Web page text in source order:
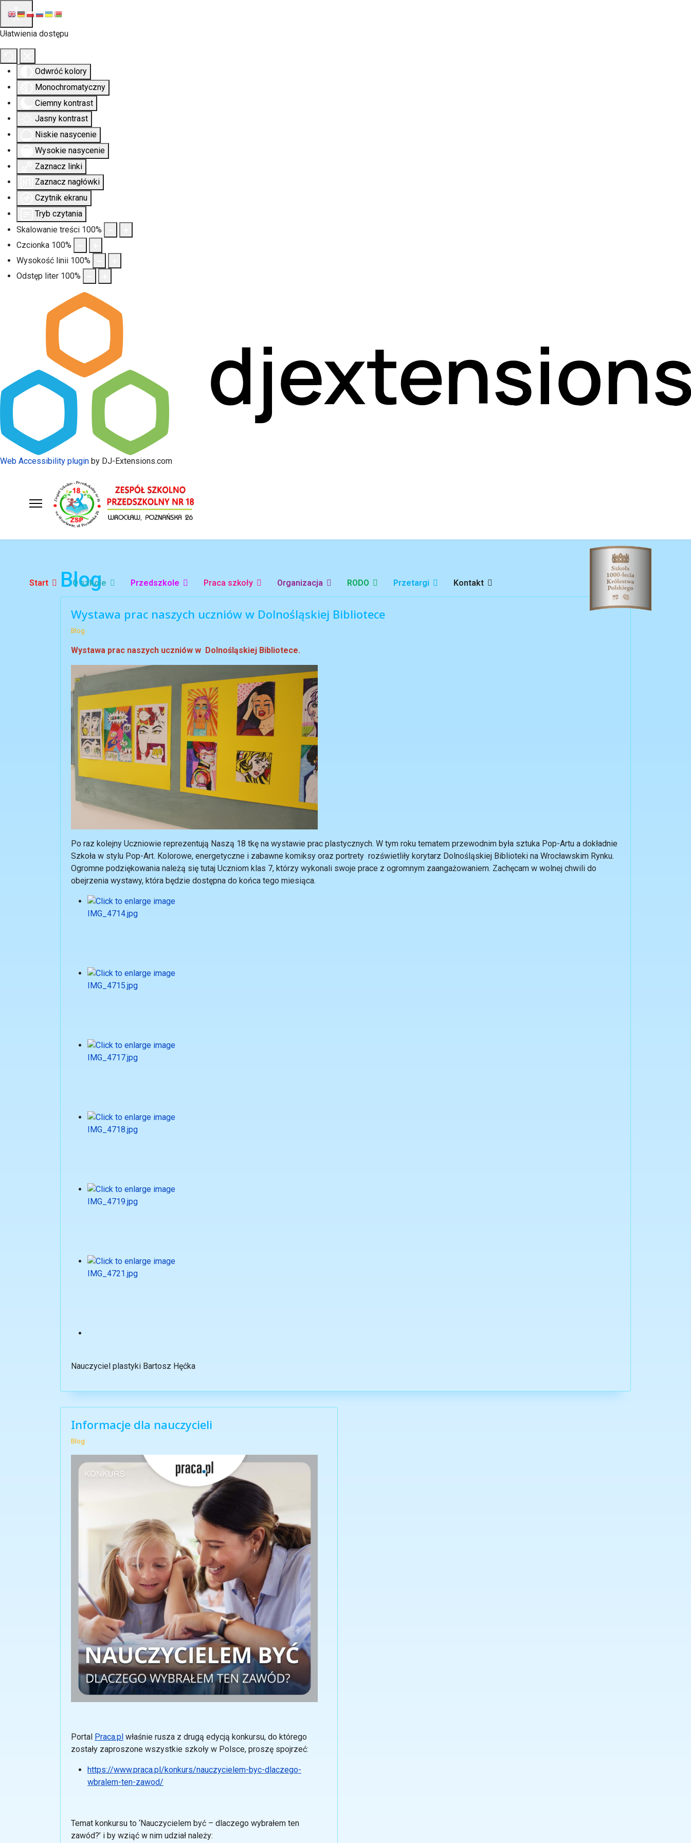
Ułatwienia dostępu
Odwróć kolory
Monochromatyczny
Ciemny kontrast
Jasny kontrast
Niskie nasycenie
Wysokie nasycenie
Zaznacz linki
Zaznacz nagłówki
Czytnik ekranu
Tryb czytania
Skalowanie treści 100%
Czcionka 100%
Wysokość linii 100%
Odstęp liter 100%
Web Accessibility plugin by DJ-Extensions.com
Start O szkole Przedszkole Praca szkoły Organizacja RODO Przetargi Kontakt
Blog
Wystawa prac naszych uczniów w Dolnośląskiej Bibliotece
Blog
Wystawa prac naszych uczniów w Dolnośląskiej Bibliotece.
Po raz kolejny Uczniowie reprezentują Naszą 18 tkę na wystawie prac plastycznych. W tym roku tematem przewodnim była sztuka Pop-Artu a dokładnie
Szkoła w stylu Pop-Art. Kolorowe, energetyczne i zabawne komiksy oraz portrety rozświetliły korytarz Dolnośląskiej Biblioteki na Wrocławskim Rynku.
Ogromne podziękowania należą się tutaj Uczniom klas 7, którzy wykonali swoje prace z ogromnym zaangażowaniem. Zachęcam w wolnej chwili do
obejrzenia wystawy, która będzie dostępna do końca tego miesiąca.
Nauczyciel plastyki Bartosz Hęćka
Informacje dla nauczycieli
Blog
Portal Praca.pl właśnie rusza z drugą edycją konkursu, do którego
zostały zaproszone wszystkie szkoły w Polsce, proszę spojrzeć:
https://www.praca.pl/konkurs/nauczycielem-byc-dlaczego-
wbralem-ten-zawod/
Temat konkursu to ‘Nauczycielem być – dlaczego wybrałem ten
zawód?’ i by wziąć w nim udział należy: